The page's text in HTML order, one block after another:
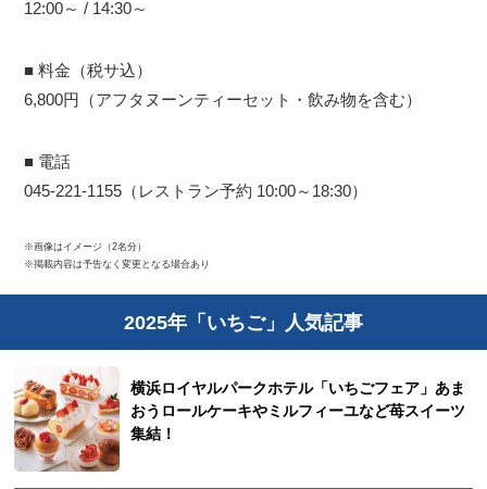
12:00～ / 14:30～
■ 料金（税サ込）
6,800円（アフタヌーンティーセット・飲み物を含む）
■ 電話
045-221-1155（レストラン予約 10:00～18:30）
※画像はイメージ（2名分）
※掲載内容は予告なく変更となる場合あり
2025年「いちご」人気記事
横浜ロイヤルパークホテル「いちごフェア」あま
おうロールケーキやミルフィーユなど苺スイーツ
集結！